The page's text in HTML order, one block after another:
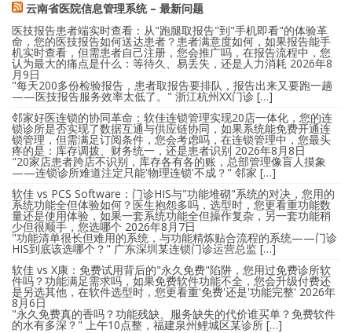
云南省医院信息管理系统 – 最新问题
医技报告患者端实时查看：从"跑腿取报告"到"手机即看"的体验革
命，您的医技报告如何送达患者？患者满意度如何，如果报告能手
机实时查看，但需患者自己注册，您会推广吗，在报告流程中，您
认为最大的痛点是什么：等待久、易丢失，还是人力消耗 2026年8
月9日
"每天200多份检验报告，患者取报告要排队，报告出来又要跑一趟
——医技报告服务效率太低了。" 浙江杭州XX门诊 […]
邻家好医连锁的协同革命：软佳连锁管理实现20店一体化，您的连
锁诊所是否实现了数据互通与供应链协同，如果系统能免费开通连
锁管理，但需满足订阅条件，您会考虑吗，在连锁管理中，您最头
疼的是：库存调拨、财务统一，还是患者识别 2026年8月8日
"20家店患者跨店不识别，库存各有各的账，总部管理像盲人摸象
——连锁诊所难道注定只能'物理连锁'不成？" 邻家 […]
软佳 vs PCS Software：门诊HIS与"功能堆砌"系统的对决，您用的
系统功能全但体验如何？医生抱怨多吗，选型时，您更看重功能数
量还是使用体验，如果一套系统功能全但操作复杂，另一套功能稍
少但很顺手，您选哪个 2026年8月7日
"功能清单很长但难用的系统，与功能精炼贴合流程的系统——门诊
HIS到底该选哪个？" 广东深圳某连锁门诊运营总监 […]
软佳 vs X康：免费试用背后的"永久免费"陷阱，您用过免费诊所软
件吗？功能满足需求吗，如果免费软件功能不全，您会升级付费还
是另选其他，在软件选型时，您更看重'免费'还是'功能完整' 2026年
8月6日
"永久免费真的香吗？功能残缺、服务缺失的代价谁买单？免费软件
的水有多深？" 上午10点整，福建泉州鲤城区某诊所 […]